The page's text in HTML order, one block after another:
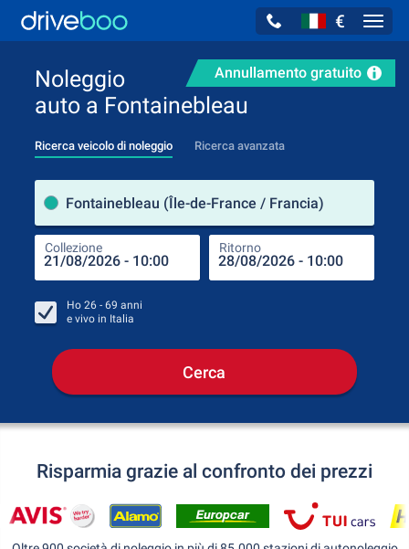
€
Annullamento gratuito
Noleggio
auto a Fontainebleau
Ricerca veicolo di noleggio Ricerca avanzata
Fontainebleau (Île-de-France / Francia)
Collezione Ritorno
Ho 26 - 69 anni
e vivo in Italia
Cerca
Risparmia grazie al confronto dei prezzi